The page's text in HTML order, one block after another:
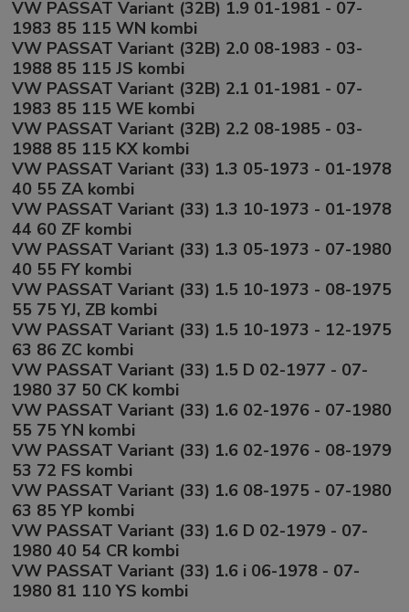
VW PASSAT Variant (32B) 1.9 01-1981 - 07-
1983 85 115 WN kombi
VW PASSAT Variant (32B) 2.0 08-1983 - 03-
1988 85 115 JS kombi
VW PASSAT Variant (32B) 2.1 01-1981 - 07-
1983 85 115 WE kombi
VW PASSAT Variant (32B) 2.2 08-1985 - 03-
1988 85 115 KX kombi
VW PASSAT Variant (33) 1.3 05-1973 - 01-1978
40 55 ZA kombi
VW PASSAT Variant (33) 1.3 10-1973 - 01-1978
44 60 ZF kombi
VW PASSAT Variant (33) 1.3 05-1973 - 07-1980
40 55 FY kombi
VW PASSAT Variant (33) 1.5 10-1973 - 08-1975
55 75 YJ, ZB kombi
VW PASSAT Variant (33) 1.5 10-1973 - 12-1975
63 86 ZC kombi
VW PASSAT Variant (33) 1.5 D 02-1977 - 07-
1980 37 50 CK kombi
VW PASSAT Variant (33) 1.6 02-1976 - 07-1980
55 75 YN kombi
VW PASSAT Variant (33) 1.6 02-1976 - 08-1979
53 72 FS kombi
VW PASSAT Variant (33) 1.6 08-1975 - 07-1980
63 85 YP kombi
VW PASSAT Variant (33) 1.6 D 02-1979 - 07-
1980 40 54 CR kombi
VW PASSAT Variant (33) 1.6 i 06-1978 - 07-
1980 81 110 YS kombi